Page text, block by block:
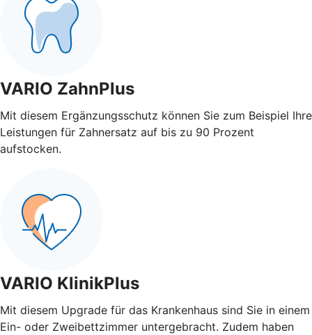
VARIO ZahnPlus
Mit diesem Ergänzungsschutz können Sie zum Beispiel Ihre
Leistungen für Zahnersatz auf bis zu 90 Prozent
aufstocken.
VARIO KlinikPlus
Mit diesem Upgrade für das Krankenhaus sind Sie in einem
Ein- oder Zweibettzimmer untergebracht. Zudem haben